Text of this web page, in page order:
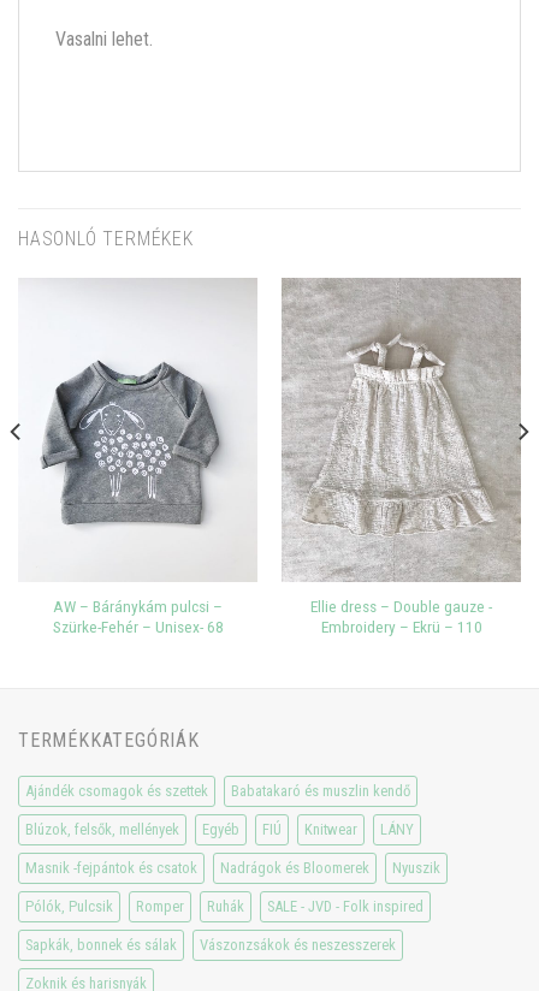
Vasalni lehet.
HASONLÓ TERMÉKEK
AW – Báránykám pulcsi –
Szürke-Fehér – Unisex- 68
Ellie dress – Double gauze -
Embroidery – Ekrü – 110
TERMÉKKATEGÓRIÁK
Ajándék csomagok és szettek Babatakaró és muszlin kendő
Blúzok, felsők, mellények Egyéb FIÚ Knitwear LÁNY
Masnik -fejpántok és csatok Nadrágok és Bloomerek Nyuszik
Pólók, Pulcsik Romper Ruhák SALE - JVD - Folk inspired
Sapkák, bonnek és sálak Vászonzsákok és neszesszerek
Zoknik és harisnyák